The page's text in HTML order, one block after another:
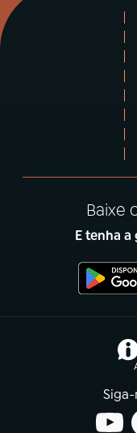
Baixe
E tenha
Siga-